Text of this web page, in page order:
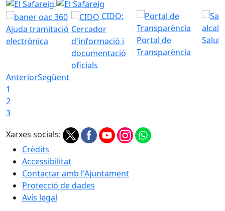
El Safareig
Ajuda tramitació
electrònica
CIDO:
Cercador
d'informació i
documentació
oficials
Portal de
Transparència
AnteriorSegüent
1
2
3
Xarxes socials:
Crèdits
Accessibilitat
Contactar amb l'Ajuntament
Protecció de dades
Avís legal